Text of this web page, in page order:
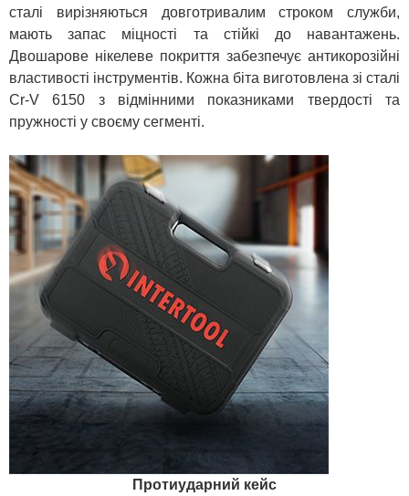
сталі вирізняються довготривалим строком служби,
мають запас міцності та стійкі до навантажень.
Двошарове нікелеве покриття забезпечує антикорозійні
властивості інструментів. Кожна біта виготовлена зі сталі
Cr-V 6150 з відмінними показниками твердості та
пружності у своєму сегменті.
Протиударний кейс